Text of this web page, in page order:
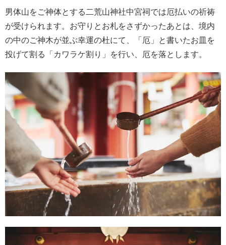
男体山をご神体とする二荒山神社中宮祠では厄払いの祈祷
が受けられます。お守りとお札をさずかったあとは、境内
の中のご神木が並ぶ幸運の杜にて、「厄」と書いたお皿を
投げて割る「カワラケ割り」を行い、厄を落とします。